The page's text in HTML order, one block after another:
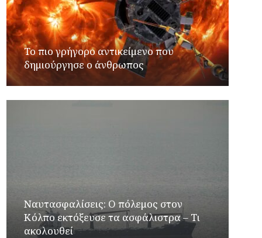
Το πιο γρήγορο αντικείμενο που
δημιούργησε ο άνθρωπος
Ναυτασφαλίσεις: Ο πόλεμος στον
Κόλπο εκτόξευσε τα ασφάλιστρα – Τι
ακολουθεί